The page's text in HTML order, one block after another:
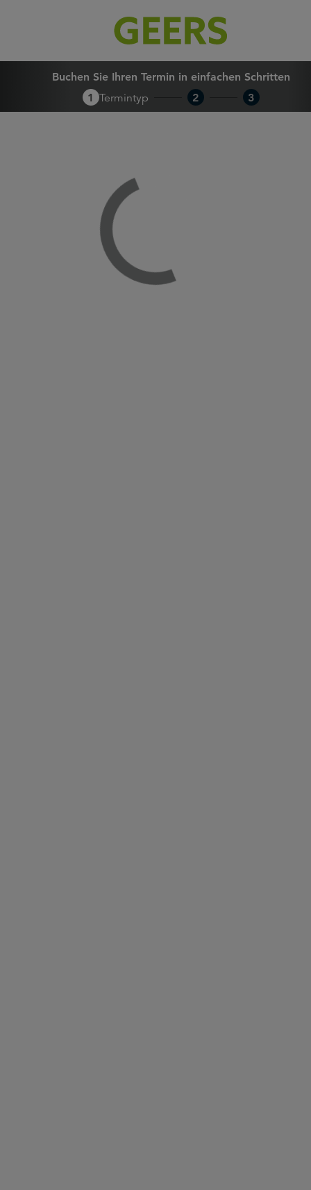
Buchen Sie Ihren Termin in
Buchen Sie Ihren Termin in einfachen Schritten
1 Termintyp 2 3
Loading...